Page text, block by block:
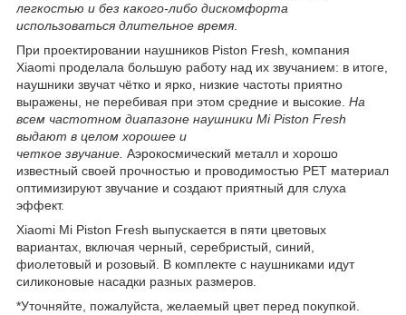
легкостью и без какого-либо дискомфорта
использоваться длительное время.
При проектировании наушников Piston Fresh, компания
Xiaomi проделала большую работу над их звучанием: в итоге,
наушники звучат чётко и ярко, низкие частоты приятно
выражены, не перебивая при этом средние и высокие. На
всем частотном диапазоне наушники Mi Piston Fresh
выдают в целом хорошее и
четкое звучание. Аэрокосмический металл и хорошо
известный своей прочностью и проводимостью PET материал
оптимизируют звучание и создают приятный для слуха
эффект.
Xiaomi Mi Piston Fresh выпускается в пяти цветовых
вариантах, включая черный, серебристый, синий,
фиолетовый и розовый. В комплекте с наушниками идут
силиконовые насадки разных размеров.
*Уточняйте, пожалуйста, желаемый цвет перед покупкой.